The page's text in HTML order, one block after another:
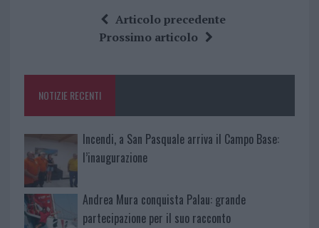
o
k
te
re
at
s
p
a
re
Articolo precedente
Prossimo articolo
NOTIZIE RECENTI
Incendi, a San Pasquale arriva il Campo Base:
l’inaugurazione
Andrea Mura conquista Palau: grande
partecipazione per il suo racconto